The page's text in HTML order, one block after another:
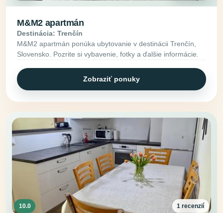
M&M2 apartmán
Destinácia: Trenčín
M&M2 apartmán ponúka ubytovanie v destinácii Trenčín,
Slovensko. Pozrite si vybavenie, fotky a ďalšie informácie.
Zobraziť ponuky
10.0 1 recenzií